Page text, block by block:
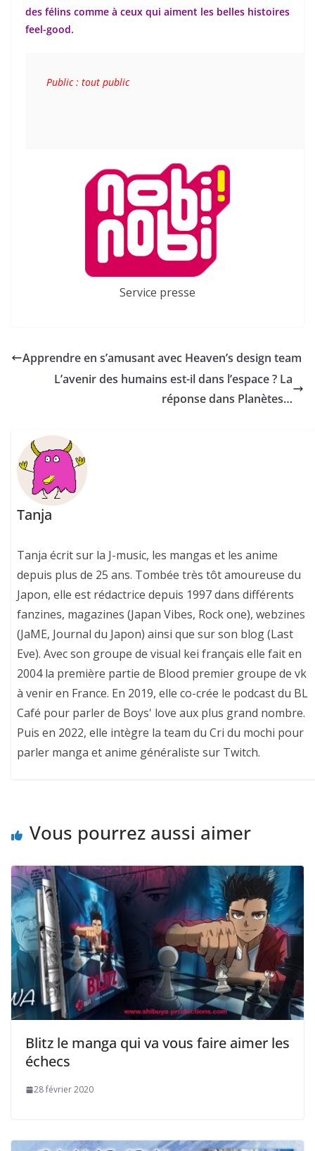
des félins comme à ceux qui aiment les belles histoires
feel-good.
Public : tout public
Service presse
Apprendre en s’amusant avec Heaven’s design team
L’avenir des humains est-il dans l’espace ? La
réponse dans Planètes…
Tanja
Tanja écrit sur la J-music, les mangas et les anime
depuis plus de 25 ans. Tombée très tôt amoureuse du
Japon, elle est rédactrice depuis 1997 dans différents
fanzines, magazines (Japan Vibes, Rock one), webzines
(JaME, Journal du Japon) ainsi que sur son blog (Last
Eve). Avec son groupe de visual kei français elle fait en
2004 la première partie de Blood premier groupe de vk
à venir en France. En 2019, elle co-crée le podcast du BL
Café pour parler de Boys' love aux plus grand nombre.
Puis en 2022, elle intègre la team du Cri du mochi pour
parler manga et anime généraliste sur Twitch.
Vous pourrez aussi aimer
Blitz le manga qui va vous faire aimer les
échecs
28 février 2020